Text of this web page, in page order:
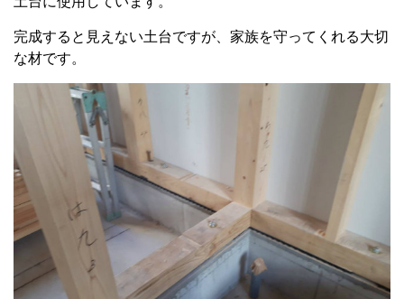
完成すると見えない土台ですが、家族を守ってくれる大切
な材です。